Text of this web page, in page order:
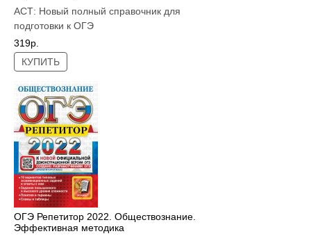
АСТ: Новый полный справочник для
подготовки к ОГЭ
319р.
КУПИТЬ
ОГЭ Репетитор 2022. Обществознание.
Эффективная методика